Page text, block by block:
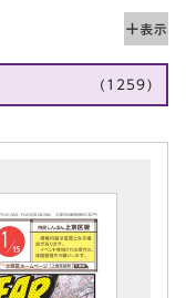
(1259)